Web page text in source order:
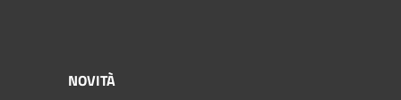
NOVITÀ